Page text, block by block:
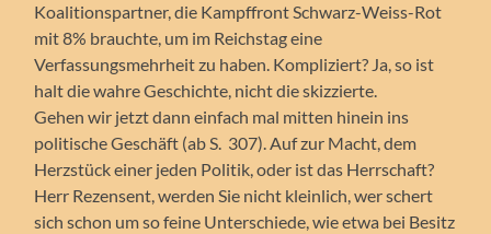
Koalitionspartner, die Kampffront Schwarz-Weiss-Rot
mit 8% brauchte, um im Reichstag eine
Verfassungsmehrheit zu haben. Kompliziert? Ja, so ist
halt die wahre Geschichte, nicht die skizzierte.
Gehen wir jetzt dann einfach mal mitten hinein ins
politische Geschäft (ab S. 307). Auf zur Macht, dem
Herzstück einer jeden Politik, oder ist das Herrschaft?
Herr Rezensent, werden Sie nicht kleinlich, wer schert
sich schon um so feine Unterschiede, wie etwa bei Besitz